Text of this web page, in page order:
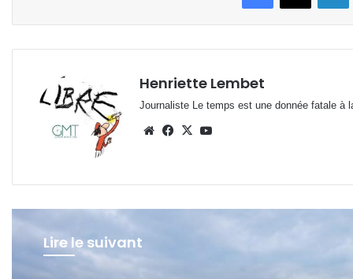
Henriette Lembet
Journaliste Le temps est une donnée fatale à
WebsiteFacebook
X
Lire le suivant